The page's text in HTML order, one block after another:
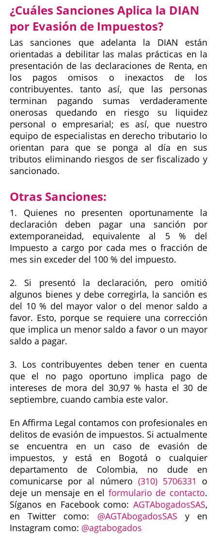
¿Cuáles Sanciones Aplica la DIAN
por Evasión de Impuestos?
Las sanciones que adelanta la DIAN están
orientadas a debilitar las malas prácticas en la
presentación de las declaraciones de Renta, en
los pagos omisos o inexactos de los
contribuyentes. tanto así, que las personas
terminan pagando sumas verdaderamente
onerosas quedando en riesgo su liquidez
personal o empresarial; es así, que nuestro
equipo de especialistas en derecho tributario lo
orientan para que se ponga al día en sus
tributos eliminando riesgos de ser fiscalizado y
sancionado.
Otras Sanciones:
1. Quienes no presenten oportunamente la
declaración deben pagar una sanción por
extemporaneidad, equivalente al 5 % del
Impuesto a cargo por cada mes o fracción de
mes sin exceder del 100 % del impuesto.
2. Si presentó la declaración, pero omitió
algunos bienes y debe corregirla, la sanción es
del 10 % del mayor valor o del menor saldo a
favor. Esto, porque se requiere una corrección
que implica un menor saldo a favor o un mayor
saldo a pagar.
3. Los contribuyentes deben tener en cuenta
que el no pago oportuno implica pago de
intereses de mora del 30,97 % hasta el 30 de
septiembre, cuando cambia este valor.
En Affirma Legal contamos con profesionales en
delitos de evasión de impuestos. Si actualmente
se encuentra en un caso de evasión de
impuestos, y está en Bogotá o cualquier
departamento de Colombia, no dude en
comunicarse por al número (310) 5706331
o
deje un mensaje en el formulario de contacto.
Síganos en Facebook como: AGTAbogadosSAS,
en Twitter como: @AGTAbogadosSAS y en
Instagram como: @agtabogados